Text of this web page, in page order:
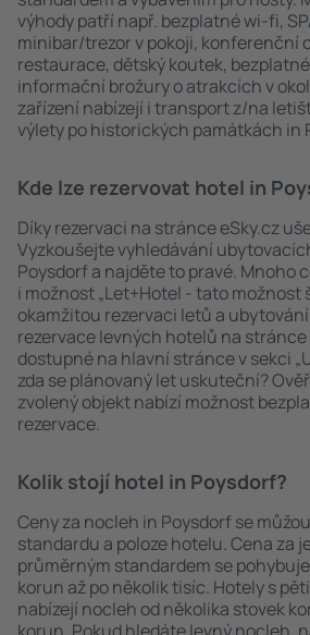
výhody patří např. bezplatné wi-fi,
minibar/trezor v pokoji, konferenční
restaurace, dětský koutek,
informační brožury o atrakcích v
zařízení nabízejí i transport z/na
výlety po historických památkách in
Kde lze rezervovat hotel in
Díky rezervaci na stránce eSky.cz
Vyzkoušejte vyhledávání
Poysdorf a najděte to pravé. Mnoho
i možnost „Let+Hotel - tato možnost
okamžitou rezervaci letů a
rezervace levných hotelů na stránce
dostupné na hlavní stránce v sekci
zda se plánovaný let uskuteční?
zvolený objekt nabízí možnost
rezervace.
Kolik stojí hotel in Poysdorf?
Ceny za nocleh in Poysdorf se
standardu a poloze hotelu. Cena za
průměrným standardem se
korun až po několik tisíc. Hotely s
nabízejí nocleh od několika stovek